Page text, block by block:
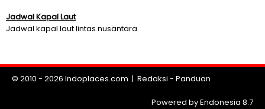
Jadwal Kapal Laut
Jadwal kapal laut lintas nusantara
© 2010 - 2026 Indoplaces.com | Redaksi - Panduan
Powered by Endonesia 8.7